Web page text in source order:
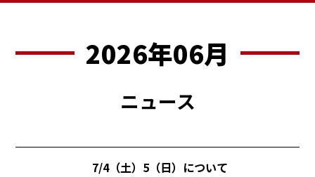
2026年06月
ニュース
7/4（土）5（日）について